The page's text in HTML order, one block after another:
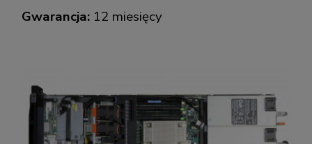
Gwarancja: 12 miesięcy